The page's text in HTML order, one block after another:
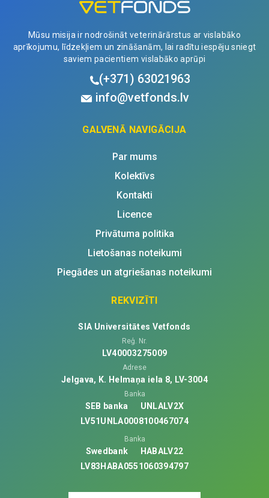
Mūsu misija ir nodrošināt veterinārārstus ar vislabāko
aprīkojumu, līdzekļiem un zināšanām, lai radītu iespēju sniegt
saviem pacientiem vislabāko aprūpi
(+371) 63021963
info@vetfonds.lv
GALVENĀ NAVIGĀCIJA
Par mums
Kolektīvs
Kontakti
Licence
Privātuma politika
Lietošanas noteikumi
Piegādes un atgriešanas noteikumi
REKVIZĪTI
SIA Universitātes Vetfonds
Reģ. Nr.
LV40003275009
Adrese
Jelgava, K. Helmaņa iela 8, LV-3004
Banka
SEB banka
UNLALV2X
LV51UNLA0008100467074
Banka
Swedbank
HABALV22
LV83HABA0551060394797